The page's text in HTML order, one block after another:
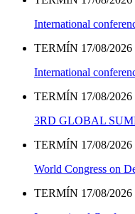
International
TERMÍN 17/08/2026
International
TERMÍN 17/08/2026
3RD GLOBAL
TERMÍN 17/08/2026
World Congress on
TERMÍN 17/08/2026